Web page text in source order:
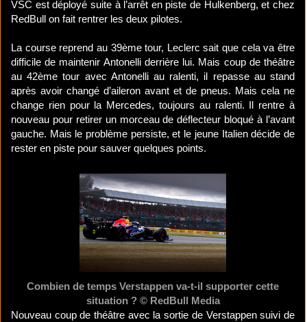
VSC est déployé suite à l’arrêt en piste de Hulkenberg, et chez
RedBull on fait rentrer les deux pilotes.
La course reprend au 39ème tour, Leclerc sait que cela va être
difficile de maintenir Antonelli derrière lui. Mais coup de théâtre
au 42ème tour avec Antonelli au ralenti, il repasse au stand
après avoir changé d’aileron avant et de pneus. Mais cela ne
change rien pour la Mercedes, toujours au ralenti. Il rentre à
nouveau pour retirer un morceau de déflecteur bloqué à l’avant
gauche. Mais le problème persiste, et le jeune Italien décide de
rester en piste pour sauver quelques points.
Combien de temps Verstappen va-t-il supporter cette
situation ? © RedBull Media
Nouveau coup de théâtre avec la sortie de Verstappen suivi de